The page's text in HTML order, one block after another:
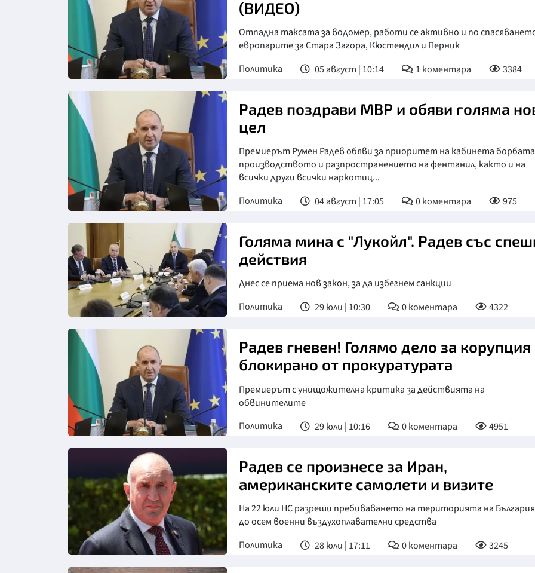
Снимка: БТА
(ВИДЕО)
Отпадна таксата за водомер, работи се активно и по
европарите за Стара Загора, Кюстендил и Перник
Политика
05 август | 10:14 1 коментара 3384
Снимка: БТА
Радев поздрави МВР и обяви голяма
цел
Премиерът Румен Радев обяви за приоритет на кабинета
производството и разпространението на фентанил, както и на
всички други всички наркотиц...
Политика
04 август | 17:05 0коментара 975
Голяма мина с "Лукойл". Радев със
действия
Днес се приема нов закон, за да избегнем санкции
Политика
29 юли | 10:30 0коментара 4322
Снимка: БТА
Радев гневен! Голямо дело за корупция
блокирано от прокуратурата
Премиерът с унищожителна критика за действията на
обвинителите
Политика
29 юли | 10:16 0коментара 4951
Снимка: БГНЕС
Радев се произнесе за Иран,
американските самолети и визите
На 22 юли НС разреши пребиваването на територията на
до осем военни въздухоплавателни средства
Политика
28 юли | 17:11 0коментара 3245